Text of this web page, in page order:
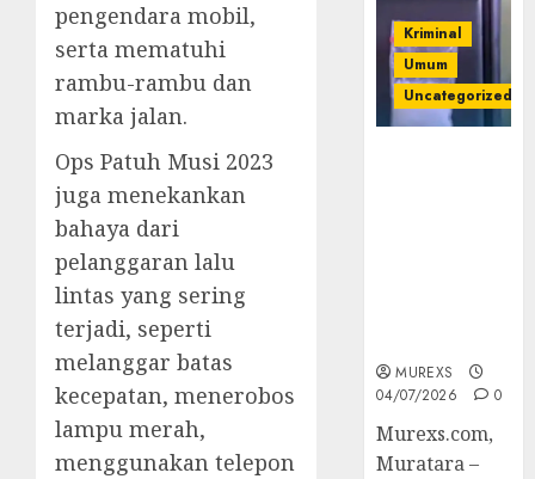
pengendara mobil,
serta mematuhi
rambu-rambu dan
marka jalan.
Ops Patuh Musi 2023
juga menekankan
bahaya dari
pelanggaran lalu
lintas yang sering
terjadi, seperti
melanggar batas
kecepatan, menerobos
lampu merah,
menggunakan telepon
Kriminal
Umum
Uncategorized
MUREXS
04/07/2026
0
Murexs.com,
Muratara –